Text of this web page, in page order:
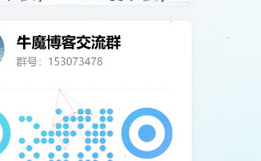
CorePress cpu cydia DCRM